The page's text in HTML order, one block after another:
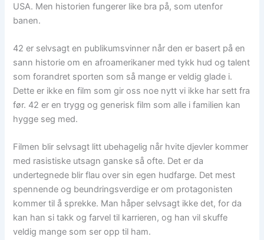
USA. Men historien fungerer like bra på, som utenfor
banen.
42 er selvsagt en publikumsvinner når den er basert på en
sann historie om en afroamerikaner med tykk hud og talent
som forandret sporten som så mange er veldig glade i.
Dette er ikke en film som gir oss noe nytt vi ikke har sett fra
før. 42 er en trygg og generisk film som alle i familien kan
hygge seg med.
Filmen blir selvsagt litt ubehagelig når hvite djevler kommer
med rasistiske utsagn ganske så ofte. Det er da
undertegnede blir flau over sin egen hudfarge. Det mest
spennende og beundringsverdige er om protagonisten
kommer til å sprekke. Man håper selvsagt ikke det, for da
kan han si takk og farvel til karrieren, og han vil skuffe
veldig mange som ser opp til ham.